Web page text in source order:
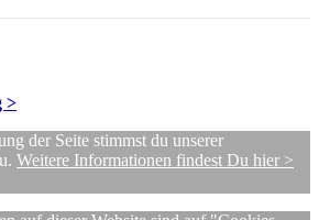
>
der Seite stimmst du unserer
Weitere Informationen findest Du hier >